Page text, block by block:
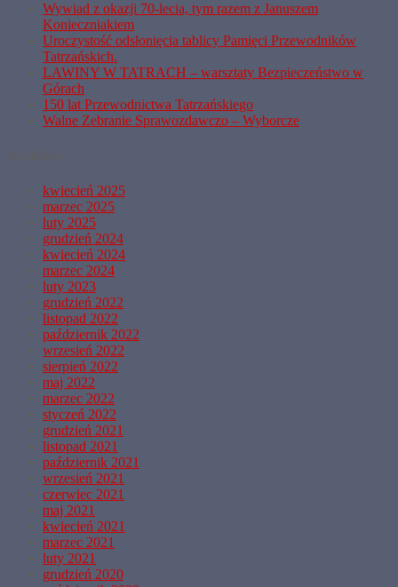
Wywiad z okazji 70-lecia, tym razem z Januszem
Konieczniakiem
Uroczystość odsłonięcia tablicy Pamięci Przewodników
Tatrzańskich.
LAWINY W TATRACH – warsztaty Bezpieczeństwo w
Górach
150 lat Przewodnictwa Tatrzańskiego
Walne Zebranie Sprawozdawczo – Wyborcze
kwiecień 2025
marzec 2025
luty 2025
grudzień 2024
kwiecień 2024
marzec 2024
luty 2023
grudzień 2022
listopad 2022
październik 2022
wrzesień 2022
sierpień 2022
maj 2022
marzec 2022
styczeń 2022
grudzień 2021
listopad 2021
październik 2021
wrzesień 2021
czerwiec 2021
maj 2021
kwiecień 2021
marzec 2021
luty 2021
grudzień 2020